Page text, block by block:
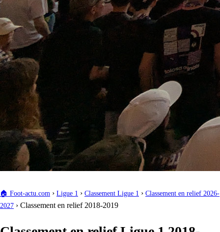
🏠 Foot-actu.com › Ligue 1 › Classement Ligue 1 › Classement en relief 2026-
2027 › Classement en relief 2018-2019